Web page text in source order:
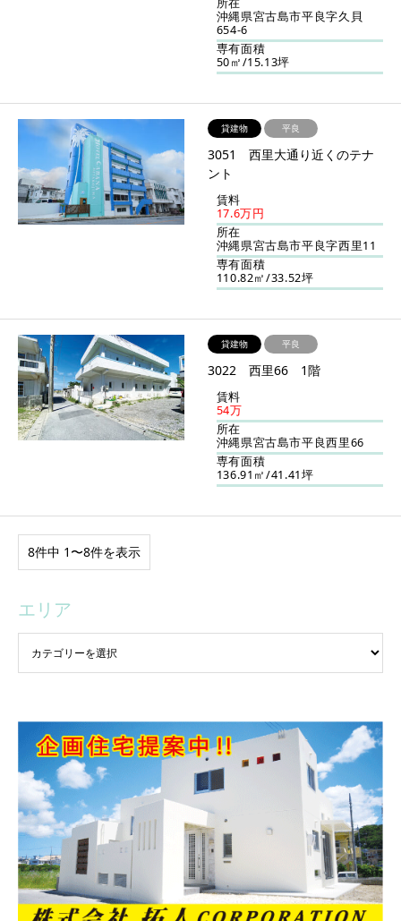
沖縄県宮古島市平良字久貝
654-6
専有面積
50㎡/15.13坪
貸建物 平良
3051 西里大通り近くのテナ
ント
賃料
17.6万円
所在
沖縄県宮古島市平良字西里11
専有面積
110.82㎡/33.52坪
貸建物 平良
3022 西里66 1階
賃料
54万
所在
沖縄県宮古島市平良西里66
専有面積
136.91㎡/41.41坪
8件中 1〜8件を表示
エリア